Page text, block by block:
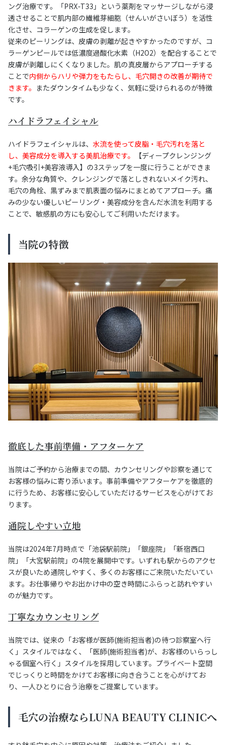
ング治療です。「PRX-T33」という薬剤をマッサージしながら浸
透させることで肌内部の繊維芽細胞（せんいがさいぼう）を活性
化させ、コラーゲンの生成を促します。
従来のピーリングは、皮膚の剥離が起きやすかったのですが、コ
ラーゲンピールでは低濃度過酸化水素（H2O2）を配合することで
皮膚が剥離しにくくなりました。肌の真皮層からアプローチする
ことで内側からハリや弾力をもたらし、毛穴開きの改善が期待で
きます。 またダウンタイムも少なく、気軽に受けられるのが特徴
です。
ハイドラフェイシャル
ハイドラフェイシャルは、 水流を使って皮脂・毛穴汚れを落と
し、美容成分を導入する美肌治療です。
【ディープクレンジング
+毛穴吸引+美容液導入】の3ステップを一度に行うことができま
す。余分な角質や、クレンジングで落としきれないメイク汚れ、
毛穴の角栓、黒ずみまで肌表面の悩みにまとめてアプローチ。痛
みの少ない優しいピーリング・美容成分を含んだ水流を利用する
ことで、敏感肌の方にも安心してご利用いただけます。
当院の特徴
徹底した事前準備・アフターケア
当院はご予約から治療までの間、カウンセリングや診察を通じて
お客様の悩みに寄り添います。事前準備やアフターケアを徹底的
に行うため、お客様に安心していただけるサービスを心がけてお
ります。
通院しやすい立地
当院は2024年7月時点で「池袋駅前院」「銀座院」「新宿西口
院」「大宮駅前院」の4院を展開中です。いずれも駅からのアクセ
スが良いため通院しやすく、多くのお客様にご来院いただいてい
ます。お仕事帰りやお出かけ中の空き時間にふらっと訪れやすい
のが魅力です。
丁寧なカウンセリング
当院では、従来の「お客様が医師(施術担当者)の待つ診察室へ行
く」スタイルではなく、「医師(施術担当者)が、お客様のいらっし
ゃる個室へ行く」スタイルを採用しています。プライベート空間
でじっくりと時間をかけてお客様に向き合うことを心がけてお
り、一人ひとりに合う治療をご提案しています。
毛穴の治療ならLUNA BEAUTY CLINICへ